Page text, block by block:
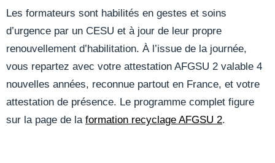
Les formateurs sont habilités en gestes et soins
d’urgence par un CESU et à jour de leur propre
renouvellement d’habilitation. À l’issue de la journée,
vous repartez avec votre attestation AFGSU 2 valable 4
nouvelles années, reconnue partout en France, et votre
attestation de présence. Le programme complet figure
sur la page de la formation recyclage AFGSU 2.